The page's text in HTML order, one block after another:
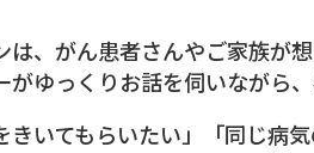
は、がん患者さんやご家族が
がゆっくりお話を伺いながら
きいてもらいたい」「同じ病